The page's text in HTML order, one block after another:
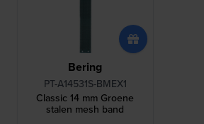
Bering
PT-A14531S-BMEX1
Classic 14 mm Groene
stalen mesh band